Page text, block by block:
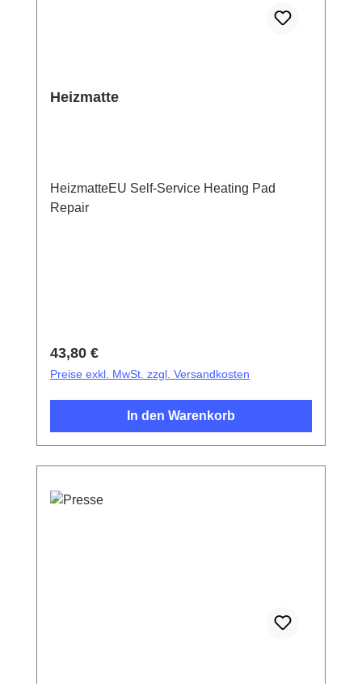
Heizmatte
HeizmatteEU Self-Service Heating Pad
Repair
Regulärer Preis:
43,80 €
Preise exkl. MwSt. zzgl. Versandkosten
In den Warenkorb